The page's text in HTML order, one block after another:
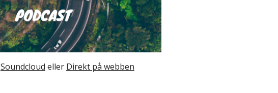
Soundcloud eller Direkt på webben